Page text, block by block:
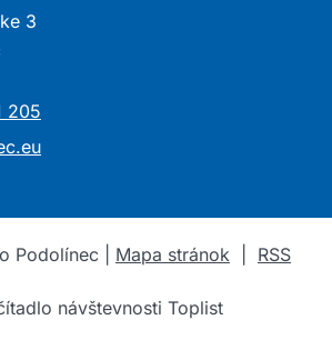
3
205
Podolínec | Mapa stránok RSS